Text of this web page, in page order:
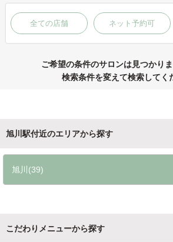
全ての店舗 ネット予約可
ご希望の条件のサロンは見つかりま
検索条件を変えて検索してく
旭川駅付近のエリアから探す
旭川(39)
こだわりメニューから探す